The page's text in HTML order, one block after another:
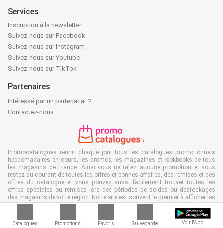
Catalogues Promotions Favoris Sauvegardé Voir l'App
Services
Inscription à la newsletter
Suivez-nous sur Facebook
Suivez-nous sur Instagram
Suivez-nous sur Youtube
Suivez-nous sur TikTok
Partenaires
Intéressé par un partenariat ?
Contactez-nous
Promocatalogues réunit chaque jour tous les catalogues promotionnels
hebdomadaires en cours, les promos, les magazines et lookbooks de tous
les magasins de France. Ainsi vous ne ratez aucune promotion et vous
restez au courant de toutes les offres et bonnes affaires, des remises et des
offres du catalogue et vous pouvez aussi facilement trouver toutes les
offres spéciales ou remises lors des périodes de soldes ou déstockages
des magasins de votre région. Notre site est souvent le premier à afficher les
nouveaux catalogues, avant même qu'ils ne parviennent à votre boîte aux
lettres et bien sûr, vous pouvez aussi les consulter en ligne quand vous êtes
au travail, à l'école ou dans le magasin même. Ajoutez Promocatalogues.fr